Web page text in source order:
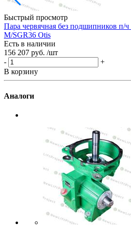
Быстрый просмотр
Пара червячная без подшипников п/
M/SGR36 Otis
Есть в наличии
156 207 руб. /шт
-
+
В корзину
Аналоги